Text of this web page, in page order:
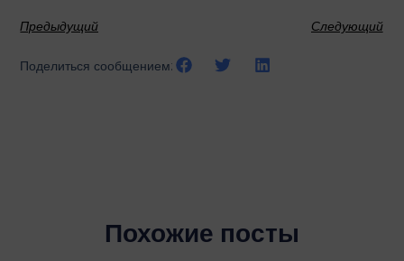
Предыдущий Следующий
Поделиться сообщением:
Похожие посты